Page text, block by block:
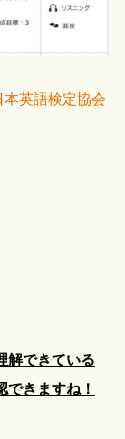
英語検定協会
解できている
きますね！